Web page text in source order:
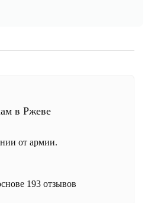
в Ржеве
от армии.
193 отзывов